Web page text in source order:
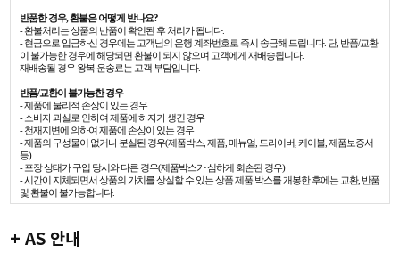
반품한 경우, 환불은 어떻게 받나요?
- 환불처리는 상품의 반품이 확인된 후 처리가 됩니다.
- 현금으로 입금하신 경우에는 고객님의 은행 계좌번호로 즉시 송금해 드립니다. 단, 반품/교환
이 불가능한 경우에 해당되면 환불이 되지 않으며 고객에게 재배송됩니다.
재배송될 경우 왕복 운송료는 고객 부담입니다.
반품/교환이 불가능한 경우
- 제품에 물리적 손상이 있는 경우
- 소비자 과실로 인하여 제품에 하자가 생긴 경우
- 천재지변에 의하여 제품에 손상이 있는 경우
- 제품의 구성물이 없거나 분실된 경우(제품박스, 제품, 매뉴얼, 드라이버, 케이블, 제품보증서
등)
- 포장 상태가 구입 당시와 다른 경우(제품박스가 심하게 회손된 경우)
- 시간이 지체되면서 상품의 가치를 상실할 수 있는 상품 제품 박스를 개봉한 후에는 교환, 반품
및 환불이 불가능합니다.
+ AS 안내